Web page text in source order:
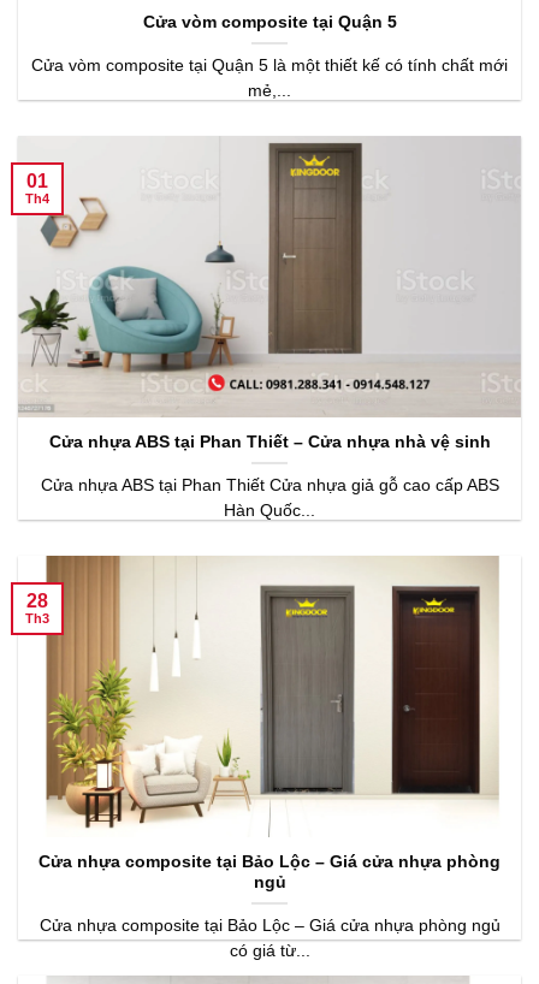
Cửa vòm composite tại Quận 5
Cửa vòm composite tại Quận 5 là một thiết kế có tính chất mới
mẻ,...
Cửa nhựa ABS tại Phan Thiết – Cửa nhựa nhà vệ sinh
Cửa nhựa ABS tại Phan Thiết Cửa nhựa giả gỗ cao cấp ABS
Hàn Quốc...
01
Th4
Cửa nhựa composite tại Bảo Lộc – Giá cửa nhựa phòng
ngủ
Cửa nhựa composite tại Bảo Lộc – Giá cửa nhựa phòng ngủ
có giá từ...
28
Th3